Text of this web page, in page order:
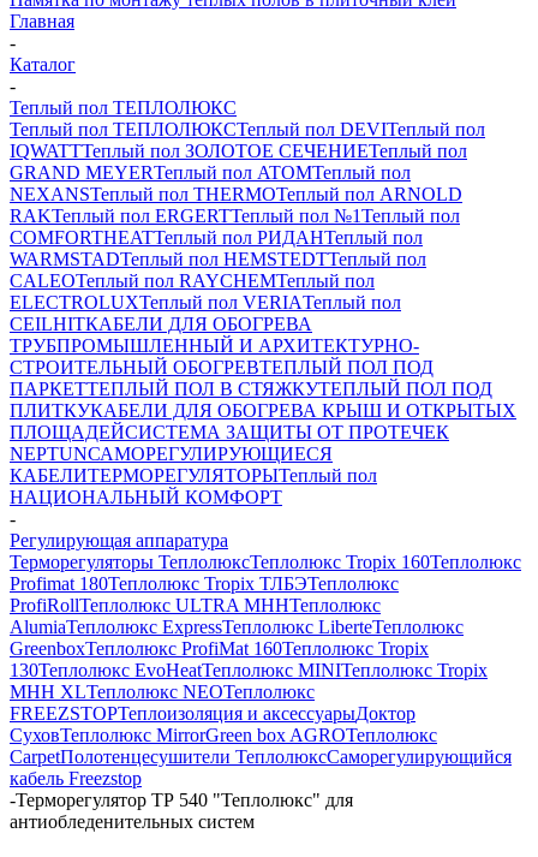
Главная
-
Каталог
-
Теплый пол ТЕПЛОЛЮКС
Теплый пол ТЕПЛОЛЮКСТеплый пол DEVIТеплый пол
IQWATTТеплый пол ЗОЛОТОЕ СЕЧЕНИЕТеплый пол
GRAND MEYERТеплый пол ATOMТеплый пол
NEXANSТеплый пол THERMOТеплый пол ARNOLD
RAKТеплый пол ERGERTТеплый пол №1Теплый пол
COMFORTHEATТеплый пол РИДАНТеплый пол
WARMSTADТеплый пол HEMSTEDTТеплый пол
CALEOТеплый пол RAYCHEMТеплый пол
ELECTROLUXТеплый пол VERIAТеплый пол
CEILHITКАБЕЛИ ДЛЯ ОБОГРЕВА
ТРУБПРОМЫШЛЕННЫЙ И АРХИТЕКТУРНО-
СТРОИТЕЛЬНЫЙ ОБОГРЕВТЕПЛЫЙ ПОЛ ПОД
ПАРКЕТТЕПЛЫЙ ПОЛ В СТЯЖКУТЕПЛЫЙ ПОЛ ПОД
ПЛИТКУКАБЕЛИ ДЛЯ ОБОГРЕВА КРЫШ И ОТКРЫТЫХ
ПЛОЩАДЕЙСИСТЕМА ЗАЩИТЫ ОТ ПРОТЕЧЕК
NEPTUNСАМОРЕГУЛИРУЮЩИЕСЯ
КАБЕЛИТЕРМОРЕГУЛЯТОРЫТеплый пол
НАЦИОНАЛЬНЫЙ КОМФОРТ
-
Регулирующая аппаратура
Терморегуляторы ТеплолюксТеплолюкс Tropix 160Теплолюкс
Profimat 180Теплолюкс Tropix ТЛБЭТеплолюкс
ProfiRollТеплолюкс ULTRA МННТеплолюкс
AlumiaТеплолюкс ExpressТеплолюкс LiberteТеплолюкс
GreenboxТеплолюкс ProfiMat 160Теплолюкс Tropix
130Теплолюкс EvoHeatТеплолюкс MINIТеплолюкс Tropix
МНН XLТеплолюкс NEOТеплолюкс
FREEZSTOPТеплоизоляция и аксессуарыДоктор
СуховТеплолюкс MirrorGreen box AGROТеплолюкс
CarpetПолотенцесушители ТеплолюксCаморегулирующийся
кабель Freezstop
-Терморегулятор ТР 540 "Теплолюкс" для
антиобледенительных систем